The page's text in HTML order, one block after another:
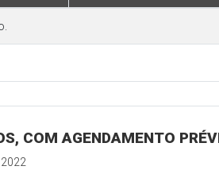
COM AGENDAMENTO